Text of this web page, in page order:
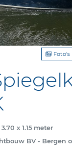
Foto's
3.70 x 1.15 meter
BV - Bergen